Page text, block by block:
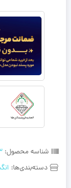
شناسه محصول:
دسته‌بندی‌ها: